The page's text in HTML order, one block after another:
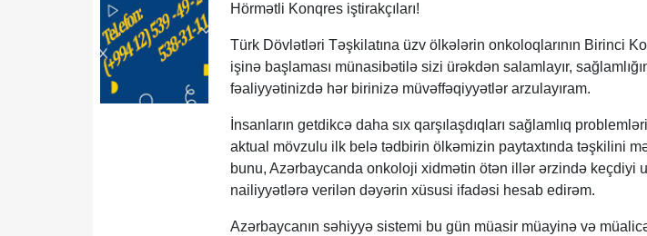
Hörmətli Konqres iştirakçıları!
Türk Dövlətləri Təşkilatına üzv ölkələrin onkoloqlarının Birinci
işinə başlaması münasibətilə sizi ürəkdən salamlayır,
fəaliyyətinizdə hər birinizə müvəffəqiyyətlər arzulayıram.
İnsanların getdikcə daha sıx qarşılaşdıqları sağlamlıq
aktual mövzulu ilk belə tədbirin ölkəmizin paytaxtında təşkilini
bunu, Azərbaycanda onkoloji xidmətin ötən illər ərzində keçdiyi
nailiyyətlərə verilən dəyərin xüsusi ifadəsi hesab edirəm.
Azərbaycanın səhiyyə sistemi bu gün müasir müayinə və